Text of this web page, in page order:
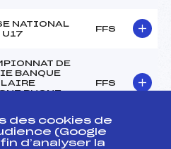
NATIONAL
U17
FFS
DE
BANQUE
RHONE
FFS
DE
U17
FFS
des cookies de
(Google
d’analyser la